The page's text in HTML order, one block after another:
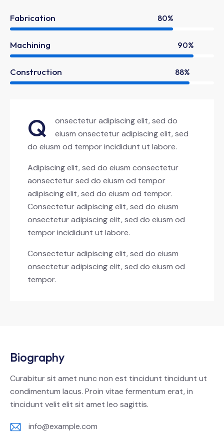
Fabrication 80%
Machining 90%
Construction 88%
Q
onsectetur adipiscing elit, sed do
eiusm onsectetur adipiscing elit, sed
do eiusm od tempor incididunt ut labore.
Adipiscing elit, sed do eiusm consectetur
aonsectetur sed do eiusm od tempor
adipiscing elit, sed do eiusm od tempor.
Consectetur adipiscing elit, sed do eiusm
onsectetur adipiscing elit, sed do eiusm od
tempor incididunt ut labore.
Consectetur adipiscing elit, sed do eiusm
onsectetur adipiscing elit, sed do eiusm od
tempor.
Biography
Curabitur sit amet nunc non est tincidunt tincidunt ut
condimentum lacus. Proin vitae fermentum erat, in
tincidunt velit elit sit amet leo sagittis.
info@example.com